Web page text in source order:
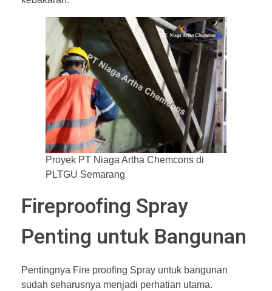
Proyek PT Niaga Artha Chemcons di
PLTGU Semarang
Fireproofing Spray
Penting untuk Bangunan
Pentingnya Fire proofing Spray untuk bangunan
sudah seharusnya menjadi perhatian utama.